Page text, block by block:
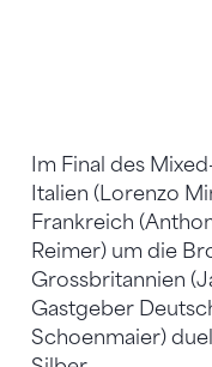
Im Final des
Italien (Lorenzo
Frankreich
Reimer) um die
Grossbritannien
Gastgeber
Schoenmaier)